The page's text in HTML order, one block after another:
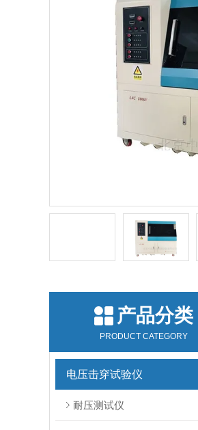
产品分类
PRODUCT CATEGORY
电压击穿试验仪
耐压测试仪